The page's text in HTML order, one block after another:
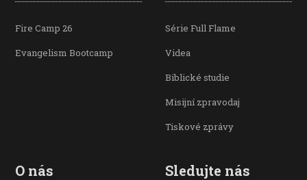
Fire Camp 26
Evangelism Bootcamp
Série Full Flame
Videa
Biblické studie
Misijní zpravodaj
Tiskové zprávy
O nás Sledujte nás